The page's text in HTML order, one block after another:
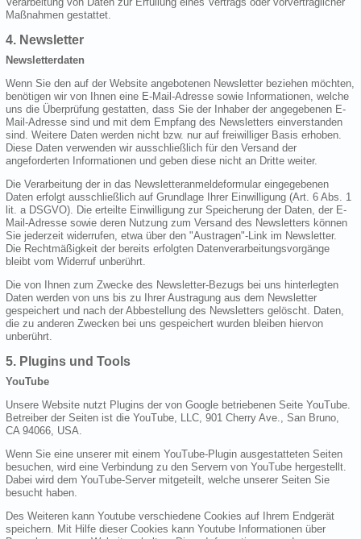
Maßnahmen gestattet.
4. Newsletter
Newsletterdaten
Wenn Sie den auf der Website angebotenen Newsletter beziehen möchten,
benötigen wir von Ihnen eine E-Mail-Adresse sowie Informationen, welche
uns die Überprüfung gestatten, dass Sie der Inhaber der angegebenen E-
Mail-Adresse sind und mit dem Empfang des Newsletters einverstanden
sind. Weitere Daten werden nicht bzw. nur auf freiwilliger Basis erhoben.
Diese Daten verwenden wir ausschließlich für den Versand der
angeforderten Informationen und geben diese nicht an Dritte weiter.
Die Verarbeitung der in das Newsletteranmeldeformular eingegebenen
Daten erfolgt ausschließlich auf Grundlage Ihrer Einwilligung (Art. 6 Abs. 1
lit. a DSGVO). Die erteilte Einwilligung zur Speicherung der Daten, der E-
Mail-Adresse sowie deren Nutzung zum Versand des Newsletters können
Sie jederzeit widerrufen, etwa über den "Austragen"-Link im Newsletter.
Die Rechtmäßigkeit der bereits erfolgten Datenverarbeitungsvorgänge
bleibt vom Widerruf unberührt.
Die von Ihnen zum Zwecke des Newsletter-Bezugs bei uns hinterlegten
Daten werden von uns bis zu Ihrer Austragung aus dem Newsletter
gespeichert und nach der Abbestellung des Newsletters gelöscht. Daten,
die zu anderen Zwecken bei uns gespeichert wurden bleiben hiervon
unberührt.
5. Plugins und Tools
YouTube
Unsere Website nutzt Plugins der von Google betriebenen Seite YouTube.
Betreiber der Seiten ist die YouTube, LLC, 901 Cherry Ave., San Bruno,
CA 94066, USA.
Wenn Sie eine unserer mit einem YouTube-Plugin ausgestatteten Seiten
besuchen, wird eine Verbindung zu den Servern von YouTube hergestellt.
Dabei wird dem YouTube-Server mitgeteilt, welche unserer Seiten Sie
besucht haben.
Des Weiteren kann Youtube verschiedene Cookies auf Ihrem Endgerät
speichern. Mit Hilfe dieser Cookies kann Youtube Informationen über